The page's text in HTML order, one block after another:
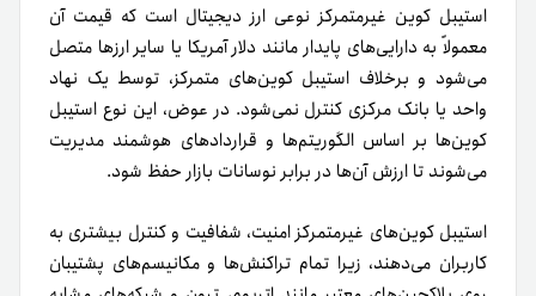
استیبل‌ کوین‌ غیر‌متمرکز‌ نوعی‌ ارز دیجیتال‌ است که‌ قیمت‌ آن‌
معمولاً به‌ دارایی‌های‌ پایدار‌ مانند‌ دلار آمریکا یا‌ سایر‌ ارزها‌ متصل‌
می‌شود و‌ برخلاف‌ استیبل‌ کوین‌های‌ متمرکز‌، توسط‌ یک‌ نهاد‌
واحد‌ یا‌ بانک‌ مرکزی‌ کنترل‌ نمی‌شود. در‌ عوض، این‌ نوع‌ استیبل‌
کوین‌ها‌ بر‌ اساس‌ الگوریتم‌ها‌ و‌ قراردادهای‌ هوشمند‌ مدیریت‌
می‌شوند تا ارزش‌ آن‌ها‌ در‌ برابر‌ نوسانات‌ بازار‌ حفظ‌ شود.
استیبل‌ کوین‌های‌ غیر‌متمرکز‌ امنیت، شفافیت و‌ کنترل‌ بیشتری‌ به‌
کاربران‌ می‌دهند، زیرا‌ تمام‌ تراکنش‌ها‌ و‌ مکانیسم‌های‌ پشتیبان‌